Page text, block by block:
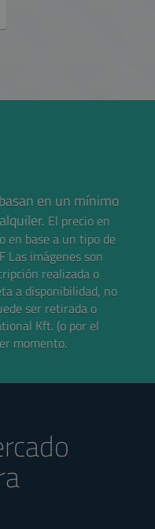
en un mínimo
El precio en
en base a un tipo de
Las imágenes son
realizada o
a disponibilidad, no
ser retirada o
Kft. (o por el
momento.